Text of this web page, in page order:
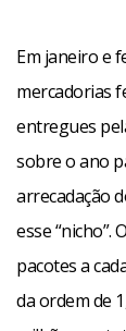
Em janeiro e
mercadorias
entregues
sobre o ano
arrecadação
esse “nicho”.
pacotes a
da ordem de